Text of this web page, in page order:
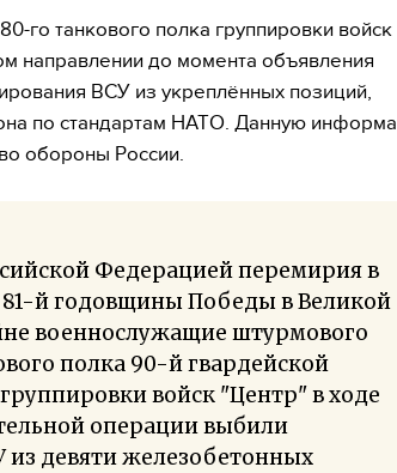
го танкового полка группировки войск
направлении до момента объявления
ВСУ из укреплённых позиций,
по стандартам НАТО. Данную
обороны России.
Федерацией перемирия в
й годовщины Победы в Великой
военнослужащие штурмового
полка 90-й гвардейской
войск "Центр" в ходе
операции выбили
девяти железобетонных